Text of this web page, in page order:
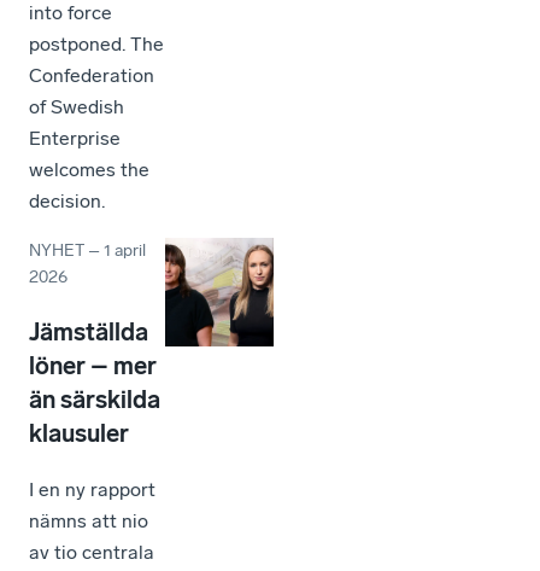
into force
postponed. The
Confederation
of Swedish
Enterprise
welcomes the
decision.
NYHET –1 april
2026
Jämställda
löner – mer
än särskilda
klausuler
I en ny rapport
nämns att nio
av tio centrala